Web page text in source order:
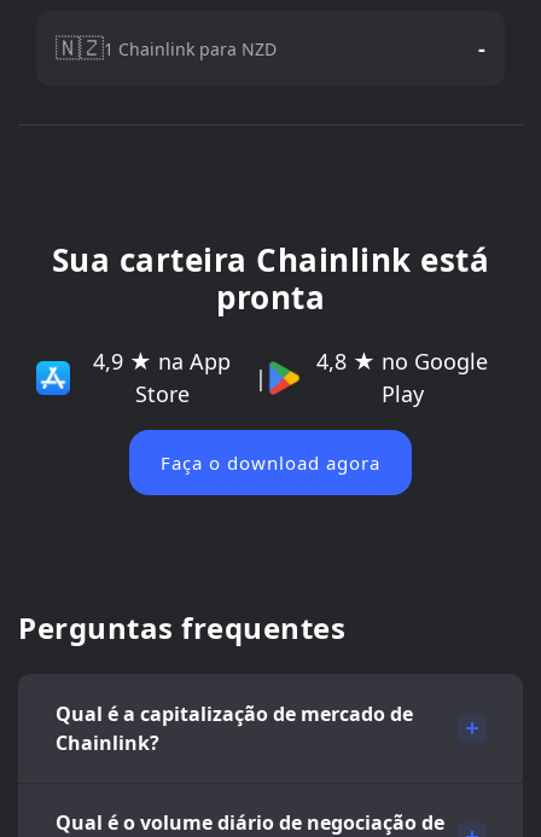
🇳🇿1 Chainlink para NZD -
Sua carteira Chainlink está
pronta
4,9 ★ na App
Store
|
4,8 ★ no Google
Play
Faça o download agora
Perguntas frequentes
Qual é a capitalização de mercado de
Chainlink?
Qual é o volume diário de negociação de